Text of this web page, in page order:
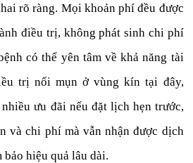
rõ ràng. Mọi khoản phí đều được
điều trị, không phát sinh chi phí
có thể yên tâm về khả năng tài
trị nổi mụn ở vùng kín tại đây,
ưu đãi nếu đặt lịch hẹn trước,
và chi phí mà vẫn nhận được dịch
bảo hiệu quả lâu dài.